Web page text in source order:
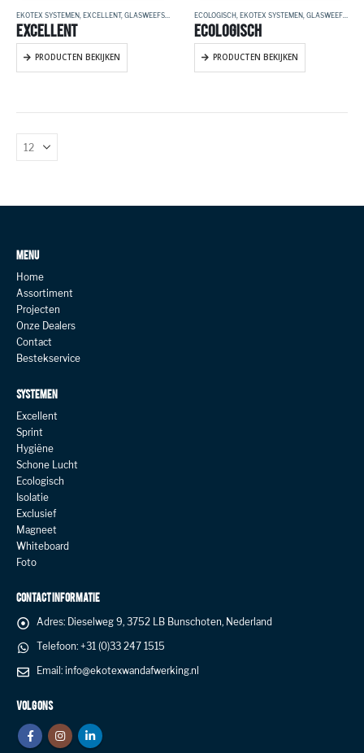
EKOTEX SYSTEMEN EXCELLENT, GLASWEEFSEL
EXCELLENT
PRODUCTEN BEKIJKEN
ECOLOGISCH EKOTEX SYSTEMEN GLASWEEFSEL
ECOLOGISCH
PRODUCTEN BEKIJKEN
MENU
Home
Assortiment
Projecten
Onze Dealers
Contact
Bestekservice
SYSTEMEN
Excellent
Sprint
Hygiëne
Schone Lucht
Ecologisch
Isolatie
Exclusief
Magneet
Whiteboard
Foto
CONTACT INFORMATIE
Adres: Dieselweg 9, 3752 LB Bunschoten, Nederland
Telefoon: +31 (0)33 247 1515
Email: info@ekotexwandafwerking.nl
VOLG ONS